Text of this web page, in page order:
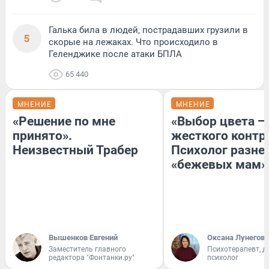
5
Галька била в людей, пострадавших грузили в
скорые на лежаках. Что происходило в
Геленджике после атаки БПЛА
65 440
МНЕНИЕ
«Решение по мне
принято».
Неизвестный Трабер
Вышенков Евгений
Заместитель главного
редактора "Фонтанки.ру"
МНЕНИЕ
«Выбор цвета —
жесткого
Психолог
«бежевых мам»
Оксана Лунегова
Психотерапевт,
психолог